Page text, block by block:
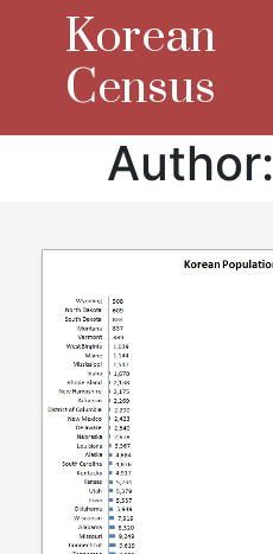
Korean
Census
Author: